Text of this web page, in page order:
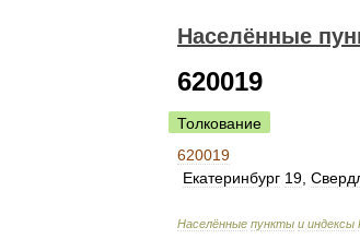
Населённые
620019
Толкование
620019
Екатеринбург 19
Населённые пункты и индексы